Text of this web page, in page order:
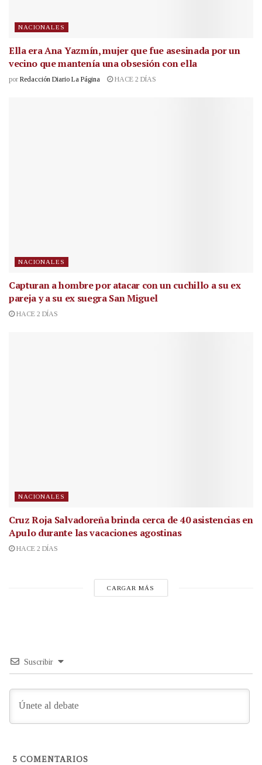
NACIONALES
Ella era Ana Yazmín, mujer que fue asesinada por un
vecino que mantenía una obsesión con ella
por Redacción Diario La Página HACE 2 DÍAS
NACIONALES
Capturan a hombre por atacar con un cuchillo a su ex
pareja y a su ex suegra San Miguel
HACE 2 DÍAS
NACIONALES
Cruz Roja Salvadoreña brinda cerca de 40 asistencias en
Apulo durante las vacaciones agostinas
HACE 2 DÍAS
CARGAR MÁS
Suscribir
5 COMENTARIOS